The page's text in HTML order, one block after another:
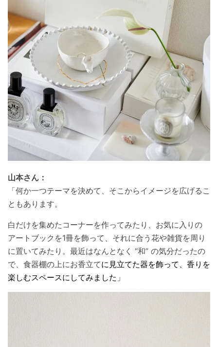
山本さん：
「何か一つテーマを決めて、そこからイメージを広げるこ
ともあります。
白だけを集めたコーナーを作ってみたり、お気に入りの
アートブックを1冊を飾って、それに合う花や雑貨を周り
に置いてみたり。最近はなんとなく “和” の気分だったの
で、食器棚の上にお香立てに見立てた器を飾って、香りを
楽しむスペースにしてみました」